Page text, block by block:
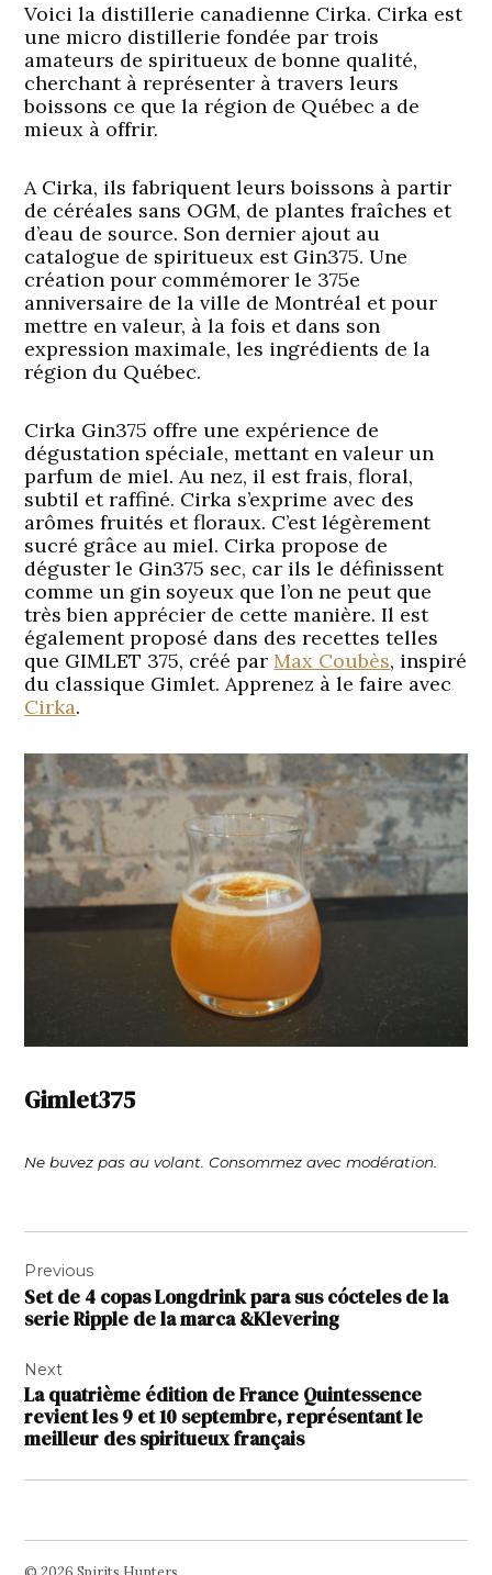
Voici la distillerie canadienne Cirka. Cirka est
une micro distillerie fondée par trois
amateurs de spiritueux de bonne qualité,
cherchant à représenter à travers leurs
boissons ce que la région de Québec a de
mieux à offrir.
A Cirka, ils fabriquent leurs boissons à partir
de céréales sans OGM, de plantes fraîches et
d’eau de source. Son dernier ajout au
catalogue de spiritueux est Gin375. Une
création pour commémorer le 375e
anniversaire de la ville de Montréal et pour
mettre en valeur, à la fois et dans son
expression maximale, les ingrédients de la
région du Québec.
Cirka Gin375 offre une expérience de
dégustation spéciale, mettant en valeur un
parfum de miel. Au nez, il est frais, floral,
subtil et raffiné. Cirka s’exprime avec des
arômes fruités et floraux. C’est légèrement
sucré grâce au miel. Cirka propose de
déguster le Gin375 sec, car ils le définissent
comme un gin soyeux que l’on ne peut que
très bien apprécier de cette manière. Il est
également proposé dans des recettes telles
que GIMLET 375, créé parMax Coubès, inspiré
du classique Gimlet. Apprenez à le faire avec
Cirka.
Gimlet375
Ne buvez pas au volant. Consommez avec modération.
de
l’article
Previous
Set de 4 copas Longdrink para sus cócteles de la
serie Ripple de la marca &Klevering
Next
La quatrième édition de France Quintessence
revient les 9 et 10 septembre, représentant le
meilleur des spiritueux français